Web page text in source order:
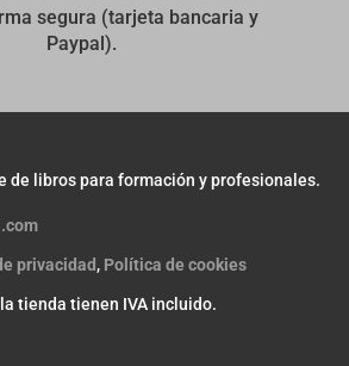
segura (tarjeta bancaria y
Paypal).
de libros para formación y profesionales.
privacidad, Política de cookies
tienda tienen IVA incluido.